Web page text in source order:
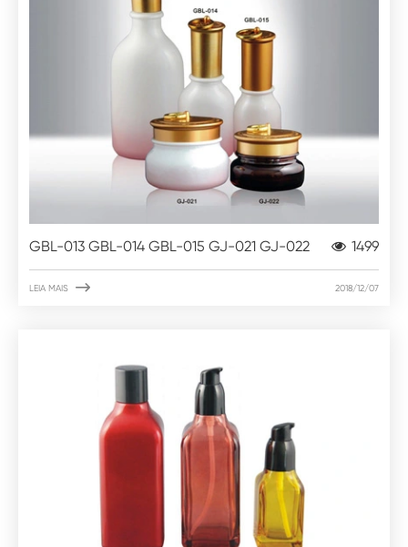
GBL-013 GBL-014 GBL-015 GJ-021 GJ-022 1499
LEIA MAIS  2018/12/07